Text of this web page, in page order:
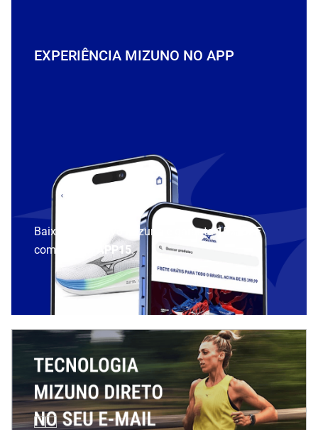
EXPERIÊNCIA MIZUNO NO APP
Baixe o aplicativo Mizuno e garanta15% OFF
com cupom
APP15.